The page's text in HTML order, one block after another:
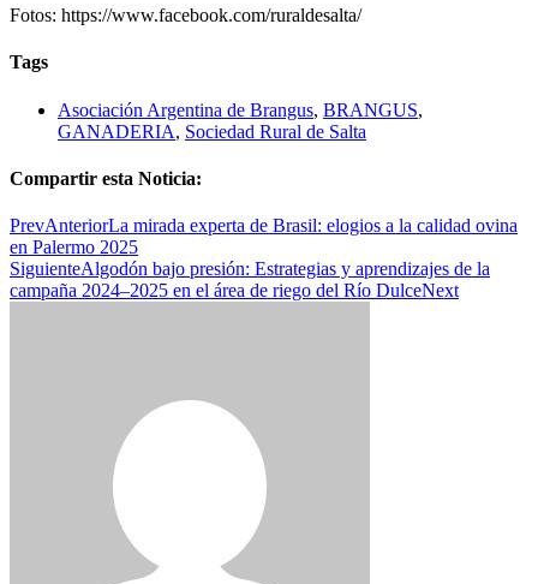
Fotos: https://www.facebook.com/ruraldesalta/
Tags
Asociación Argentina de Brangus, BRANGUS,
GANADERIA, Sociedad Rural de Salta
Compartir esta Noticia:
PrevAnteriorLa mirada experta de Brasil: elogios a la calidad ovina
en Palermo 2025
SiguienteAlgodón bajo presión: Estrategias y aprendizajes de la
campaña 2024–2025 en el área de riego del Río DulceNext